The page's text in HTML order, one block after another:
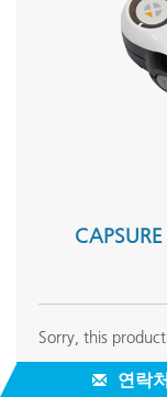
Sorry, this
연락처